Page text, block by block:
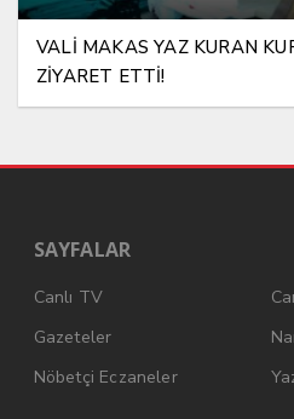
VALİ MAKAS YAZ KURAN
ZİYARET ETTİ!
SAYFALAR
Canlı TV
Gazeteler
Nöbetçi Eczaneler